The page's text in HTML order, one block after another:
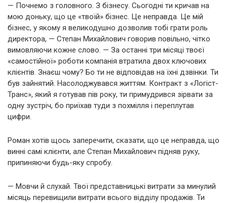
— Почнемо з головного. З бізнесу. Сьогодні ти кричав на
мою доньку, що це «твоїй» бізнес. Це неправда. Це мій
бізнес, у якому я великодушно дозволив тобі грати роль
директора, — Степан Михайлович говорив повільно, чітко
вимовляючи кожне слово. — За останні три місяці твоєї
«самостійної» роботи компанія втратила двох ключових
клієнтів. Знаєш чому? Бо ти не відповідав на їхні дзвінки. Ти
був зайнятий. Насолоджувався життям. Контракт з «Логіст-
Транс», який я готував пів року, ти примудрився зірвати за
одну зустріч, бо приїхав туди з похмілля і переплутав
цифри.
Роман хотів щось заперечити, сказати, що це неправда, що
винні самі клієнти, але Степан Михайлович підняв руку,
припиняючи будь-яку спробу.
— Мовчи й слухай. Твої представницькі витрати за минулий
місяць перевищили витрати всього відділу продажів. Ти